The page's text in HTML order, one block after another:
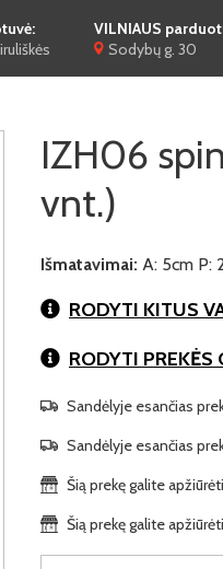
VILNIAUS
Sodybų g. 30
IZH06
vnt.)
Išmatavimai: A: 5cm P:
RODYTI KITUS
RODYTI PREKĖS
Sandėlyje esančias
Sandėlyje esančias
Šią prekę galite
Šią prekę galite